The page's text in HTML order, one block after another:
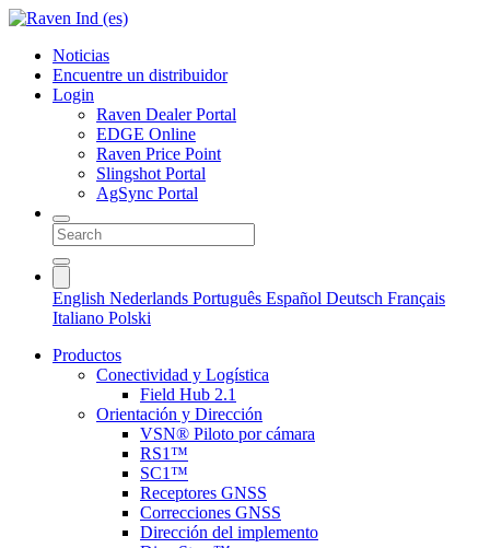
Noticias
Encuentre un distribuidor
Login
Raven Dealer Portal
EDGE Online
Raven Price Point
Slingshot Portal
AgSync Portal
English Nederlands Português Español Deutsch Français
Italiano Polski
Productos
Conectividad y Logística
Field Hub 2.1
Orientación y Dirección
VSN® Piloto por cámara
RS1™
SC1™
Receptores GNSS
Correcciones GNSS
Dirección del implemento